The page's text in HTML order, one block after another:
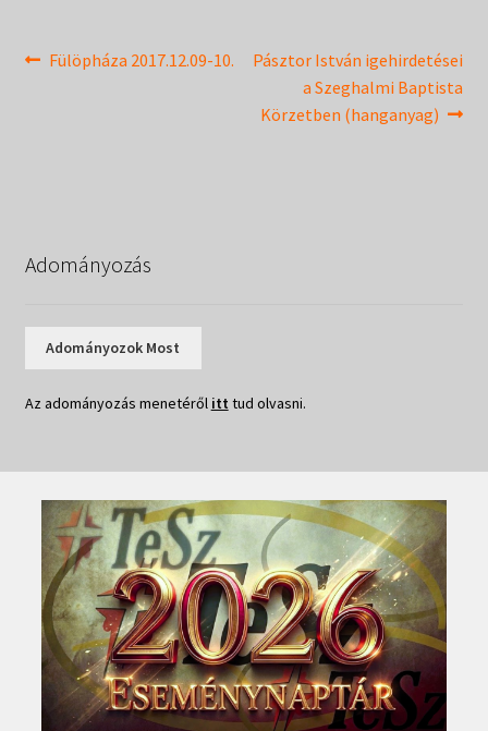
Bejegyzés
Previous
Fülöpháza 2017.12.09-10.
Next
Pásztor István igehirdetései
a Szeghalmi Baptista
Körzetben (hanganyag)
Adományozás
Adományozok Most
Az adományozás menetéről itt tud olvasni.